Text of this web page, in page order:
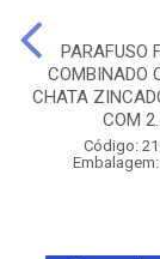
PARAFUSO
COMBINADO
CHATA
COM
Código:
Embalagem: